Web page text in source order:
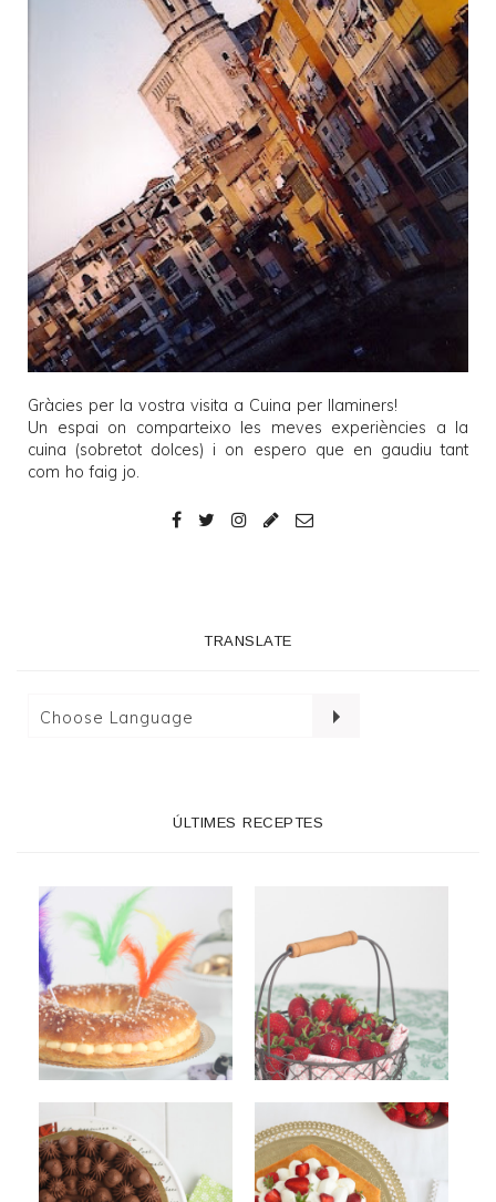
Gràcies per la vostra visita a Cuina per llaminers!
Un espai on comparteixo les meves experiències a la
cuina (sobretot dolces) i on espero que en gaudiu tant
com ho faig jo.
TRANSLATE
ÚLTIMES RECEPTES